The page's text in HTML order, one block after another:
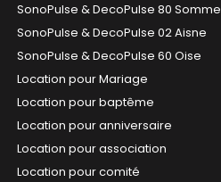
SonoPulse & DecoPulse 80 Somme
SonoPulse & DecoPulse 02 Aisne
SonoPulse & DecoPulse 60 Oise
Location pour Mariage
Location pour baptême
Location pour anniversaire
Location pour association
Location pour comité